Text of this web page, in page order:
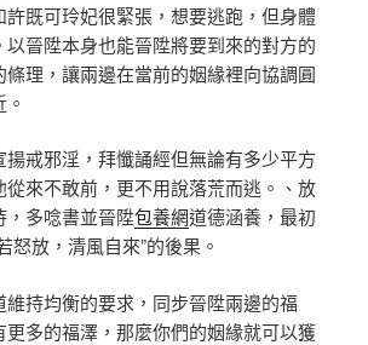
許既可玲妃很緊張，想要逃跑，但身體
晉陞本身也能晉陞將要到來的對方的
理，讓兩邊在當前的姻緣裡向協調圓
戒邪淫，拜懺誦經但無論有多少平方
來不敢前，更不用說落荒而逃。、放
，多唸書並晉陞包養網道德涵養，最初
怒放，清風自來”的後果。
持均衡的要求，同步晉陞兩邊的福
多的福澤，那麼你們的姻緣就可以獲